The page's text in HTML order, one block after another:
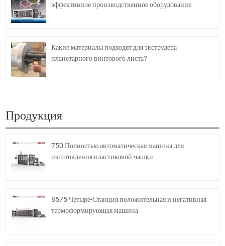
эффективное производственное оборудование
Какие материалы подходят для экструдера
планетарного винтового листа?
Продукция
750 Полностью автоматическая машина для
изготовления пластиковой чашки
8575 Четыре-Станция положительная и негативная
термоформирующая машина